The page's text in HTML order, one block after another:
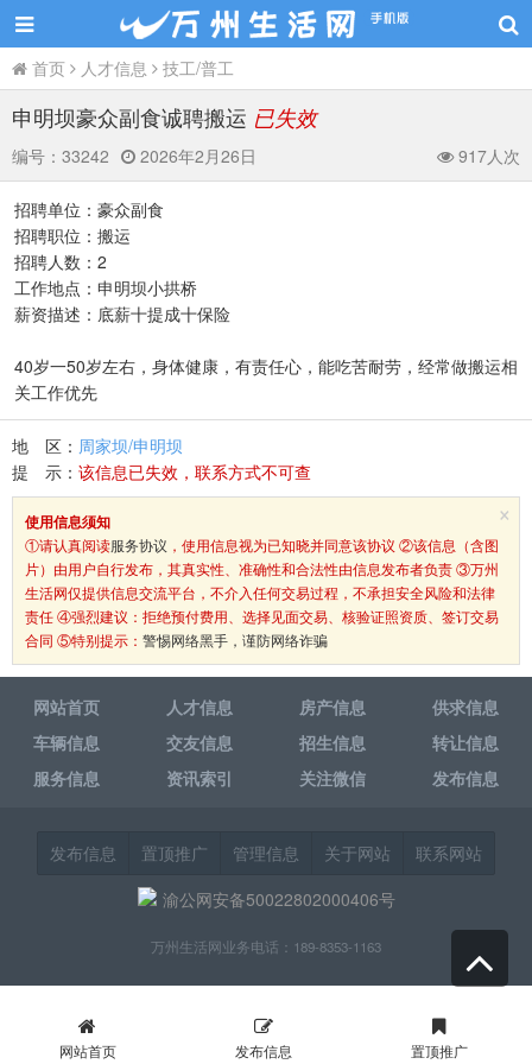
首页 人才信息 技工/普工
申明坝豪众副食诚聘搬运 已失效
编号： 33242 2026年2月26日 917人次
招聘单位：豪众副食
招聘职位：搬运
招聘人数：2
工作地点：申明坝小拱桥
薪资描述：底薪十提成十保险
40岁一50岁左右，身体健康，有责任心，能吃苦耐劳，经常做搬运相
关工作优先
地 区： 周家坝/申明坝
提 示： 该信息已失效，联系方式不可查
×
使用信息须知
①请认真阅读服务协议 ，使用信息视为已知晓并同意该协议 ②该信息（含图
片）由用户自行发布，其真实性、准确性和合法性由信息发布者负责 ③万州
生活网仅提供信息交流平台，不介入任何交易过程，不承担安全风险和法律
责任 ④强烈建议：拒绝预付费用、选择见面交易、核验证照资质、签订交易
合同 ⑤特别提示： 警惕网络黑手，谨防网络诈骗
网站首页 人才信息 房产信息
供求信息
车辆信息
交友信息 招生信息
转让信息
服务信息
资讯索引 关注微信 发布信息
发布信息 置顶推广 管理信息 关于网站
联系网站
渝公网安备50022802000406号
万州生活网业务电话：189-8353-1163
网站首页 发布信息 置顶推广